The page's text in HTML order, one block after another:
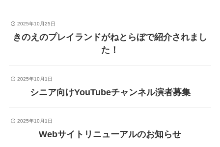
2025年10月25日
きのえのプレイランドがねとらぼで紹介されまし
た！
2025年10月1日
シニア向けYouTubeチャンネル演者募集
2025年10月1日
Webサイトリニューアルのお知らせ